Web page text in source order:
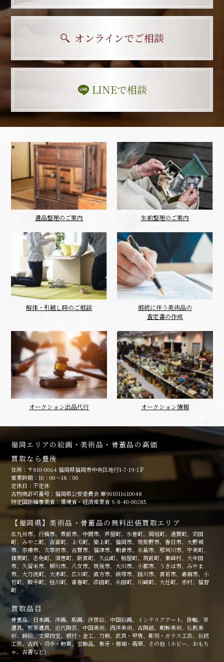
オンラインでご相談
LINEで相談
遺品整理のご案内 生前整理のご案内
解体・引越し時のご相談
相続に伴う美術品の
査定書の作成
オークション出品代行 オークション情報
福岡エリアの絵画・美術品・骨董品の高価
買取なら豊後
住所：〒810-0064 福岡県福岡市中央区地行1-7-19-1Ｆ
営業時間：10：00～18：00
定休日：不定休
古物商許可番号：福岡県公安委員会 第901011610048
特定国際種事業者：環境省・経済産業省 S-8-40-00285
【福岡県】美術品・骨董品の無料出張買取エリア
北九州市、行橋市、豊前市、中間市、芦屋町、水巻町、岡垣町、遠賀町、苅田
町、みやこ町、吉富町、上毛町、築上町、福岡市、筑紫野市、春日市、大野城
市、宗像市、太宰府市、古賀市、福津市、朝倉市、糸島市、那珂川市、宇美町、
篠栗町、志免町、須恵町、新宮町、久山町、粕屋町、筑前町、東峰村、大牟田
市、久留米市、柳川市、八女市、筑後市、大川市、小郡市、うきは市、みやま
市、大刀洗町、大木町、広川町、直方市、飯塚市、田川市、宮若市、嘉麻市、小
竹町、鞍手町、桂川町、香春町、添田町、糸田町、川崎町、大任町、赤村、福智
町
買取品目
骨董品、日本画、洋画、版画、浮世絵、中国絵画、インテリアアート、掛軸、茶
道具、煎茶道具、近代陶芸、中国美術、西洋美術、古陶磁、朝鮮美術、仏教美
術、蒔絵、文房四宝、根付・金工、刀剣、武具・甲冑、彫刻・ガラス工芸、伝統
工芸、古銭・切手・勲章、宝飾品、象牙・珊瑚・翡翠、その他（ホビー、おもち
ゃ、古書など）